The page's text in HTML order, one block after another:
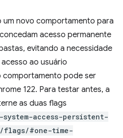
um novo comportamento para
acesso permanente
evitando a necessidade
ao usuário
comportamento pode ser
122. Para testar antes, a
as duas flags
access-persistent-
flags/#one-time-